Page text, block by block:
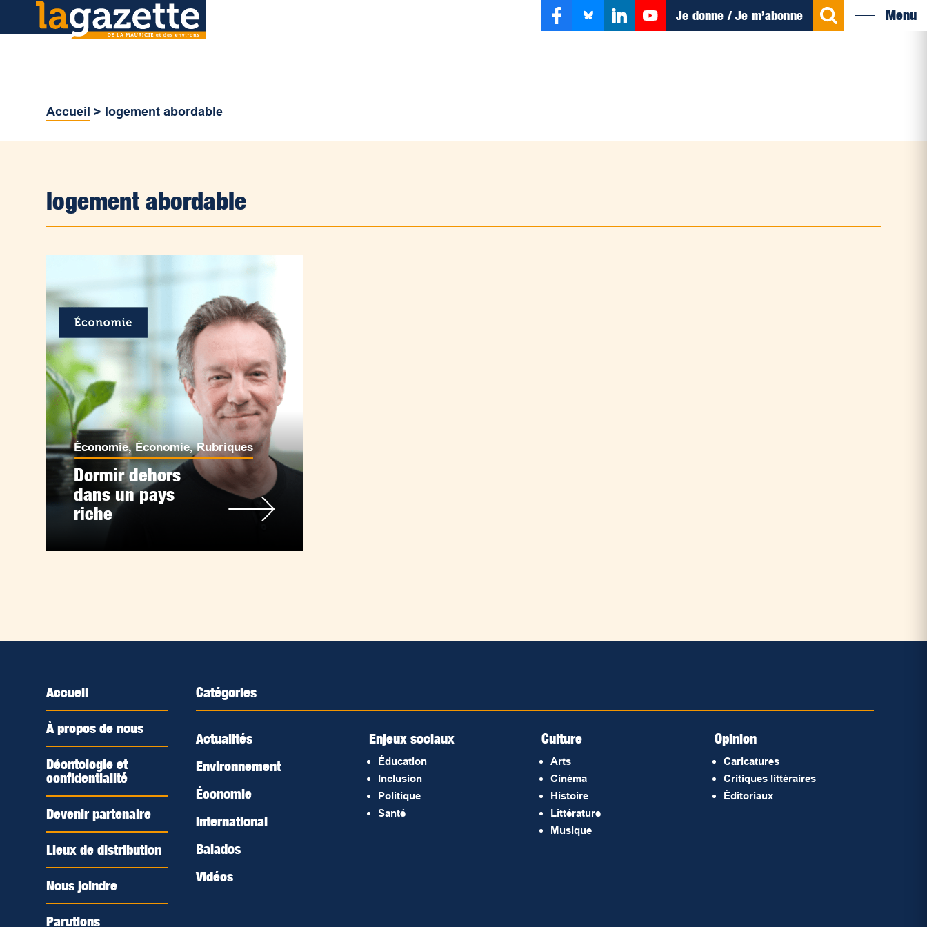
Je donne / Je m’abonne Menu
Accueil > logement abordable
logement abordable
Économie,Économie,Rubriques
Dormir dehors
dans un pays
riche
Accueil
À propos de nous
Déontologie et
confidentialité
Devenir partenaire
Lieux de distribution
Nous joindre
Parutions
Catégories
Actualités
Environnement
Économie
International
Balados
Vidéos
Enjeux sociaux
Éducation
Inclusion
Politique
Santé
Culture
Arts
Cinéma
Histoire
Littérature
Musique
Opinion
Caricatures
Critiques littéraires
Éditoriaux